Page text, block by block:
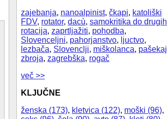
zajebanja, nanoalpinist, čkapi, katoliški
FDV, rotator, dacù, samokritika do drugih
rotacija, zaprtljažiti, pohodba,
Slovenceljni, pahorjanstvo, ljuctvo,
lezbača, Slovenclji, miškolanca, pašekaj
zbroja, zagrebška, rogač
več >>
KLJUČNE
ženska (173), kletvica (122), moški (96),